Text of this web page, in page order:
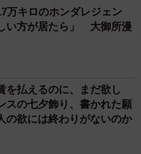
ること。急に歩けるよ
や足先のけがの治療で抗
なったみたいです。病
たはず…でも、薬を頑張
り元気に跳んで走っ
ます」（福岡さん）
腰椎と肋骨が1本ずつ足
万キロのホンダレジェン
い方が居たら」 大御所漫
を払えるのに、まだ欲し
スの七夕飾り、書かれた願
欲には終わりがないのか